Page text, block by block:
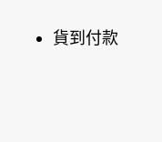
貨到付款